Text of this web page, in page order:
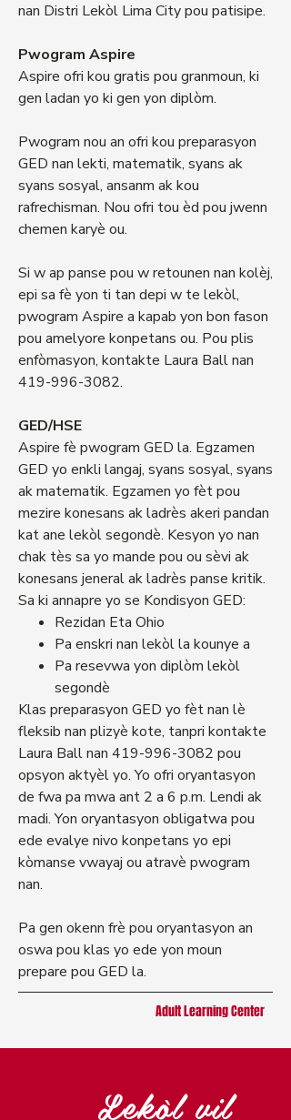
nan Distri Lekòl Lima City pou patisipe.
Pwogram Aspire
Aspire ofri kou gratis pou granmoun, ki
gen ladan yo ki gen yon diplòm.
Pwogram nou an ofri kou preparasyon
GED nan lekti, matematik, syans ak
syans sosyal, ansanm ak kou
rafrechisman. Nou ofri tou èd pou jwenn
chemen karyè ou.
Si w ap panse pou w retounen nan kolèj,
epi sa fè yon ti tan depi w te lekòl,
pwogram Aspire a kapab yon bon fason
pou amelyore konpetans ou. Pou plis
enfòmasyon, kontakte Laura Ball nan
419-996-3082.
GED/HSE
Aspire fè pwogram GED la. Egzamen
GED yo enkli langaj, syans sosyal, syans
ak matematik. Egzamen yo fèt pou
mezire konesans ak ladrès akeri pandan
kat ane lekòl segondè. Kesyon yo nan
chak tès sa yo mande pou ou sèvi ak
konesans jeneral ak ladrès panse kritik.
Sa ki annapre yo se Kondisyon GED:
Rezidan Eta Ohio
Pa enskri nan lekòl la kounye a
Pa resevwa yon diplòm lekòl
segondè
Klas preparasyon GED yo fèt nan lè
fleksib nan plizyè kote, tanpri kontakte
Laura Ball nan 419-996-3082 pou
opsyon aktyèl yo. Yo ofri oryantasyon
de fwa pa mwa ant 2 a 6 p.m. Lendi ak
madi. Yon oryantasyon obligatwa pou
ede evalye nivo konpetans yo epi
kòmanse vwayaj ou atravè pwogram
nan.
Pa gen okenn frè pou oryantasyon an
oswa pou klas yo ede yon moun
prepare pou GED la.
Adult Learning Center
Lekòl vil